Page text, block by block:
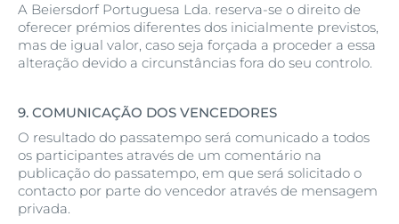
A Beiersdorf Portuguesa Lda. reserva-se o direito de
oferecer prémios diferentes dos inicialmente previstos,
mas de igual valor, caso seja forçada a proceder a essa
alteração devido a circunstâncias fora do seu controlo.
9. COMUNICAÇÃO DOS VENCEDORES
O resultado do passatempo será comunicado a todos
os participantes através de um comentário na
publicação do passatempo, em que será solicitado o
contacto por parte do vencedor através de mensagem
privada.